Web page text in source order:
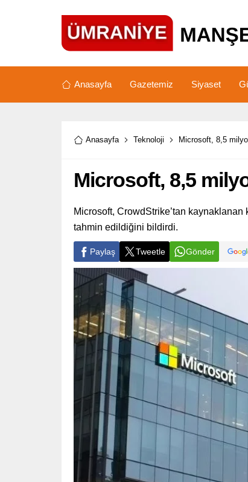
Anasayfa Gazetemiz Siyaset
Anasayfa Teknoloji Microsoft, 8,5
Microsoft, 8,5
Microsoft, CrowdStrike’tan kaynaklanan
tahmin edildiğini bildirdi.
Paylaş Tweetle Gönder